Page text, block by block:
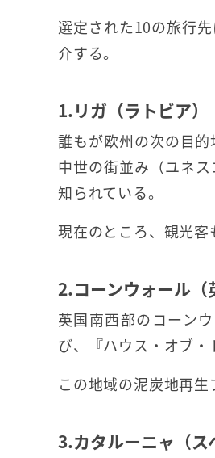
選定された10の旅行
介する。
1.リガ（ラトビア）
誰もが欧州の次の目
中世の街並み（ユネ
知られている。
現在のところ、観光客
2.コーンウォール（
英国南西部のコーン
び、『ハウス・オブ・
この地域の泥炭地再
3.カタルーニャ（ス